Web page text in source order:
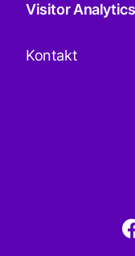
Visitor
Kontakt